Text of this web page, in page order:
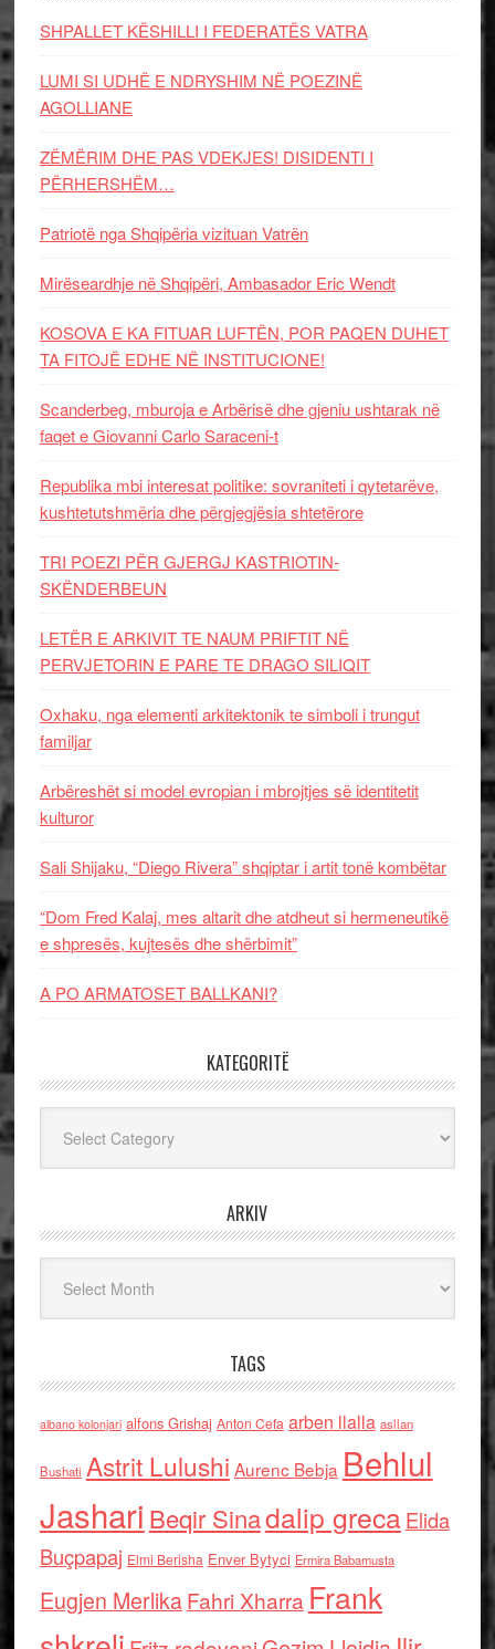
SHPALLET KËSHILLI I FEDERATËS VATRA
LUMI SI UDHË E NDRYSHIM NË POEZINË
AGOLLIANE
ZËMËRIM DHE PAS VDEKJES! DISIDENTI I
PËRHERSHËM…
Patriotë nga Shqipëria vizituan Vatrën
Mirëseardhje në Shqipëri, Ambasador Eric Wendt
KOSOVA E KA FITUAR LUFTËN, POR PAQEN DUHET
TA FITOJË EDHE NË INSTITUCIONE!
Scanderbeg, mburoja e Arbërisë dhe gjeniu ushtarak në
faqet e Giovanni Carlo Saraceni-t
Republika mbi interesat politike: sovraniteti i qytetarëve,
kushtetutshmëria dhe përgjegjësia shtetërore
TRI POEZI PËR GJERGJ KASTRIOTIN-
SKËNDERBEUN
LETËR E ARKIVIT TE NAUM PRIFTIT NË
PERVJETORIN E PARE TE DRAGO SILIQIT
Oxhaku, nga elementi arkitektonik te simboli i trungut
familjar
Arbëreshët si model evropian i mbrojtjes së identitetit
kulturor
Sali Shijaku, “Diego Rivera” shqiptar i artit tonë kombëtar
“Dom Fred Kalaj, mes altarit dhe atdheut si hermeneutikë
e shpresës, kujtesës dhe shërbimit”
A PO ARMATOSET BALLKANI?
KATEGORITË
ARKIV
TAGS
albano kolonjari alfons Grishaj Anton Cefa arben llalla asllan
Bushati Astrit Lulushi Aurenc Bebja Behlul
Jashari Beqir Sinadalip grecaElida
Buçpapaj Elmi Berisha Enver Bytyci Ermira Babamusta
Eugjen MerlikaFahri Xharra Frank